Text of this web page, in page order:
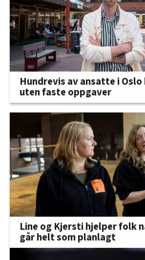
Hundrevis av ansatte i Oslo
uten faste oppgaver
Line og Kjersti hjelper folk
går helt som planlagt